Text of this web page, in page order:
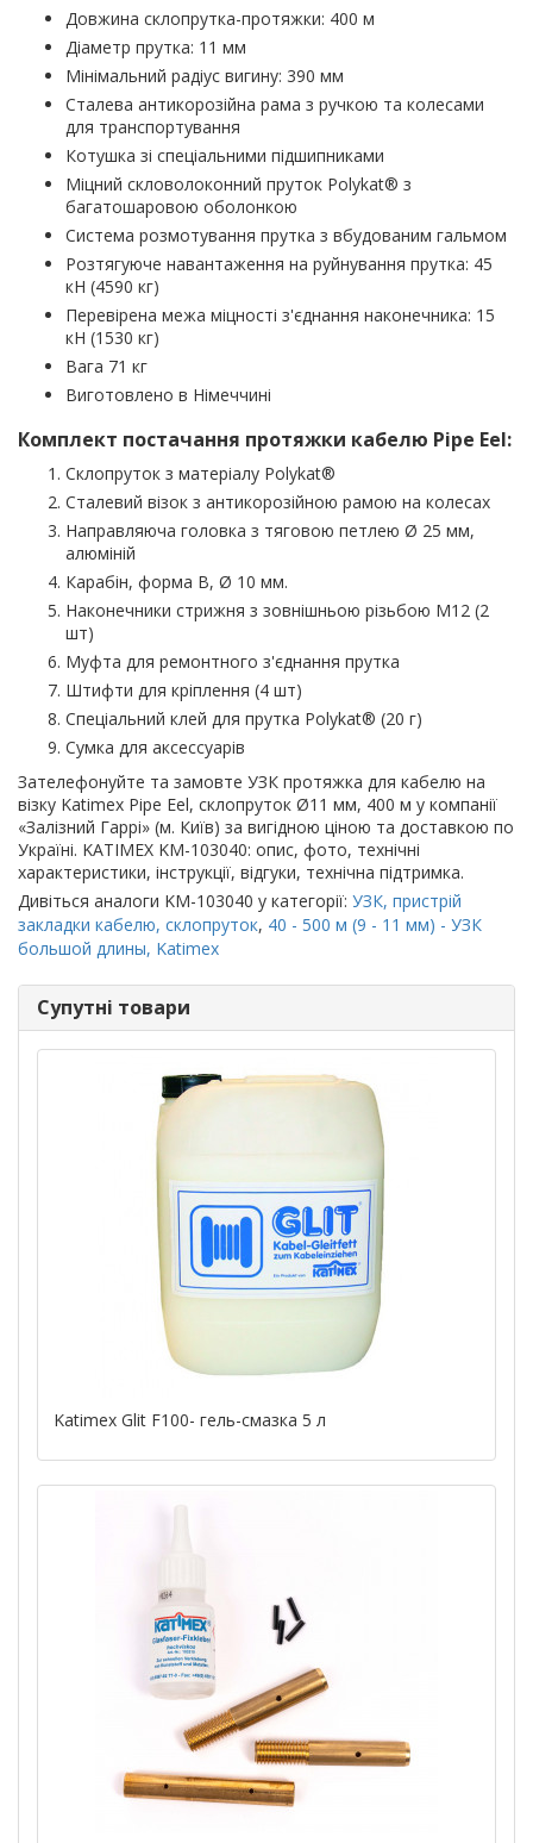
Довжина склопрутка-протяжки: 400 м
Діаметр прутка: 11 мм
Мінімальний радіус вигину: 390 мм
Сталева антикорозійна рама з ручкою та колесами
для транспортування
Котушка зі спеціальними підшипниками
Міцний скловолоконний пруток Polykat® з
багатошаровою оболонкою
Система розмотування прутка з вбудованим гальмом
Розтягуюче навантаження на руйнування прутка: 45
кН (4590 кг)
Перевірена межа міцності з'єднання наконечника: 15
кН (1530 кг)
Вага 71 кг
Виготовлено в Німеччині
Комплект постачання протяжки кабелю Pipe Eel:
Склопруток з матеріалу Polykat®
Сталевий візок з антикорозійною рамою на колесах
Направляюча головка з тяговою петлею Ø 25 мм,
алюміній
Карабін, форма B, Ø 10 мм.
Наконечники стрижня з зовнішньою різьбою М12 (2
шт)
Муфта для ремонтного з'єднання прутка
Штифти для кріплення (4 шт)
Спеціальний клей для прутка Polykat® (20 г)
Сумка для аксессуарів
Зателефонуйте та замовте УЗК протяжка для кабелю на
візку Katimex Pipe Eel, склопруток Ø11 мм, 400 м у компанії
«Залізний Гаррі» (м. Київ) за вигідною ціною та доставкою по
Україні. KATIMEX KM-103040: опис, фото, технічні
характеристики, інструкції, відгуки, технічна підтримка.
Дивіться аналоги KM-103040 у категорії: УЗК, пристрій
закладки кабелю, склопруток, 40 - 500 м (9 - 11 мм) - УЗК
большой длины, Katimex
Супутні товари
Katimex Glit F100- гель-смазка 5 л